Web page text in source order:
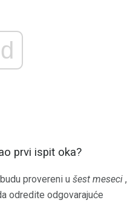
prvi ispit oka?
provereni u šest meseci ,
odredite odgovarajuće